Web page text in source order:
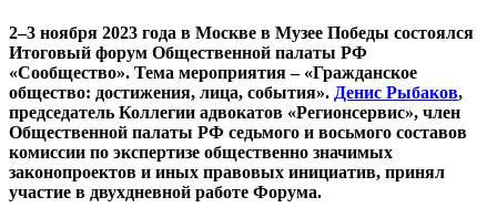
2–3 ноября 2023 года в Москве в Музее Победы состоялся
Итоговый форум Общественной палаты РФ
«Сообщество». Тема мероприятия – «Гражданское
общество: достижения, лица, события». Денис Рыбаков,
председатель Коллегии адвокатов «Регионсервис», член
Общественной палаты РФ седьмого и восьмого составов
комиссии по экспертизе общественно значимых
законопроектов и иных правовых инициатив, принял
участие в двухдневной работе Форума.